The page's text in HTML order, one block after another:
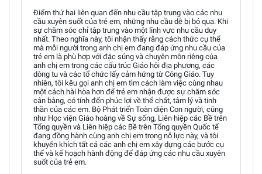
Điểm thứ hai liên quan đến nhu cầu tập trung vào các nhu
cầu xuyên suốt của trẻ em, những nhu cầu dễ bị bỏ qua. Khi
sự chăm sóc chỉ tập trung vào một lĩnh vực nhu cầu duy
nhất. Theo nghĩa này, tôi nhận thấy rằng cách thức cụ thể
mà mỗi người trong anh chị em đang đáp ứng nhu cầu của
trẻ em là phù hợp với đặc sủng và chuyên môn riêng của
anh chị em trong các cấu trúc Giáo hội địa phương, các
dòng tu và các tổ chức lấy cảm hứng từ Công Giáo. Tuy
nhiên, tôi kêu gọi anh chị em tìm cách làm việc cùng nhau
một cách hài hòa hơn để trẻ em nhận được sự chăm sóc
cân bằng, có tính đến phúc lợi về thể chất, tâm lý và tinh
thần của các em. Bộ Phát triển Toàn diện Con người, cũng
như Học viện Giáo hoàng về Sự sống, Liên hiệp các Bề trên
Tổng quyền và Liên hiệp các Bề trên Tổng quyền Quốc tế
đang đồng hành cùng anh chị em trong nỗ lực này, và tôi
khuyến khích tất cả các anh chị em xây dựng các bước cụ
thể và kế hoạch hành động để đáp ứng các nhu cầu xuyên
suốt của trẻ em.